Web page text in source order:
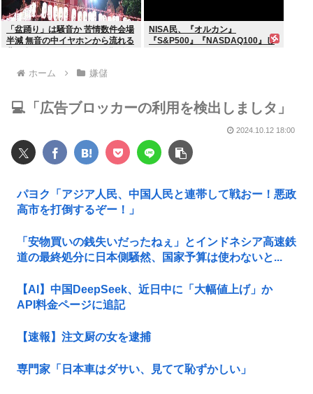
「盆踊り」は騒音か 苦情数件会場
半減 無音の中イヤホンから流れる
NISA民、『オルカン』
『S&P500』『NASDAQ100』し
ホーム 嫌儲
💻「広告ブロッカーの利用を検出しましタ」
2024.10.12 18:00
パヨク「アジア人民、中国人民と連帯して戦おー！悪政
高市を打倒するぞー！」
「安物買いの銭失いだったねぇ」とインドネシア高速鉄
道の最終処分に日本側騒然、国家予算は使わないと...
【AI】中国DeepSeek、近日中に「大幅値上げ」か
API料金ページに追記
【速報】注文厨の女を逮捕
専門家「日本車はダサい、見てて恥ずかしい」